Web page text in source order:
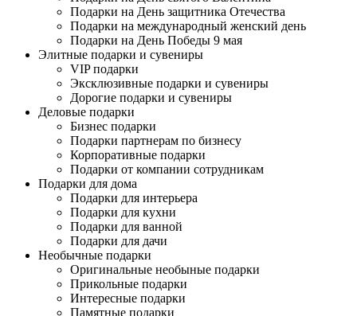
Подарки на День защитника Отечества
Подарки на международный женский день
Подарки на День Победы 9 мая
Элитные подарки и сувениры
VIP подарки
Эксклюзивные подарки и сувениры
Дорогие подарки и сувениры
Деловые подарки
Бизнес подарки
Подарки партнерам по бизнесу
Корпоративные подарки
Подарки от компании сотрудникам
Подарки для дома
Подарки для интерьера
Подарки для кухни
Подарки для ванной
Подарки для дачи
Необычные подарки
Оригинальные необыные подарки
Прикольные подарки
Интересные подарки
Памятные подарки